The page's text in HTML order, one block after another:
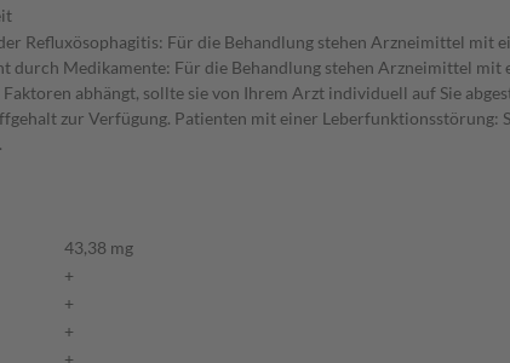
Refluxösophagitis: Für die Behandlung stehen Arzneimittel
durch Medikamente: Für die Behandlung stehen Arzneimittel
abhängt, sollte sie von Ihrem Arzt individuell auf Sie
zur Verfügung. Patienten mit einer Leberfunktionsstörung:
43,38 mg
+
+
+
+